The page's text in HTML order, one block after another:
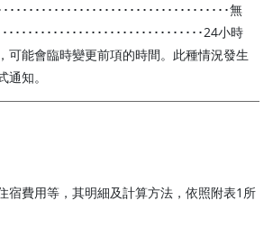
･･･････････････････････････････････無
･･･････････････････････････････24小時
可能會臨時變更前項的時間。此種情況發生
知。
宿費用等，其明細及計算方法，依照附表1所